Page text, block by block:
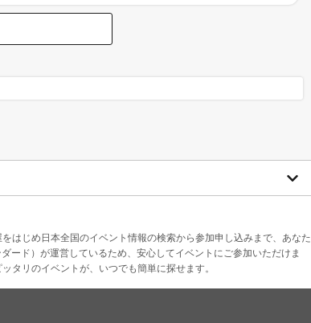
はじめ日本全国のイベント情報の検索から参加申し込みまで、あなた
ード）が運営しているため、安心してイベントにご参加いただけま
タリのイベントが、いつでも簡単に探せます。